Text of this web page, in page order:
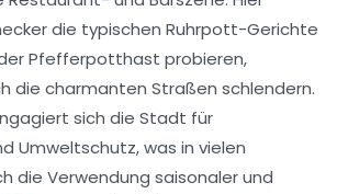
die typischen Ruhrpott-Gerichte
Pfefferpotthast probieren,
die charmanten Straßen schlendern.
sich die Stadt für
Umweltschutz, was in vielen
die Verwendung saisonaler und